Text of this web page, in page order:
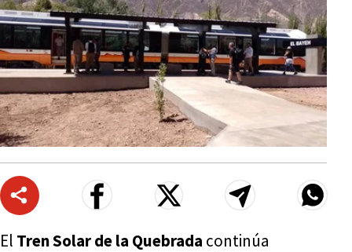
El Tren Solar de la Quebrada continúa